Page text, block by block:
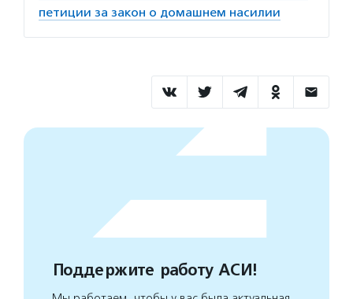
петиции за закон о домашнем насилии
Поддержите работу АСИ!